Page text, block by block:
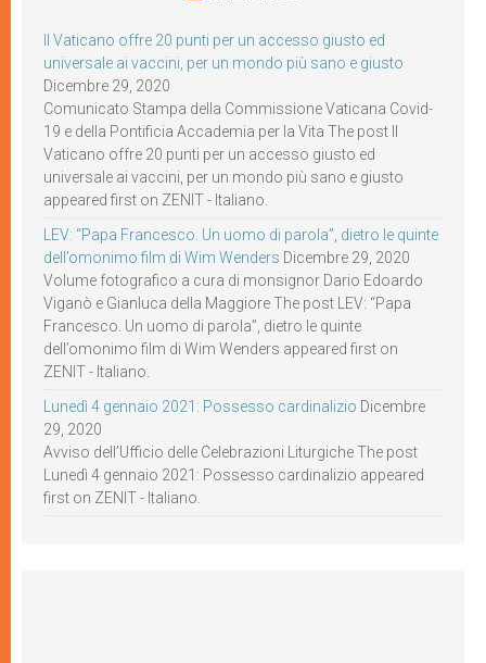
Il Vaticano offre 20 punti per un accesso giusto ed
universale ai vaccini, per un mondo più sano e giusto
Dicembre 29, 2020
Comunicato Stampa della Commissione Vaticana Covid-
19 e della Pontificia Accademia per la Vita The post Il
Vaticano offre 20 punti per un accesso giusto ed
universale ai vaccini, per un mondo più sano e giusto
appeared first on ZENIT - Italiano.
LEV: “Papa Francesco. Un uomo di parola”, dietro le quinte
dell’omonimo film di Wim Wenders Dicembre 29, 2020
Volume fotografico a cura di monsignor Dario Edoardo
Viganò e Gianluca della Maggiore The post LEV: “Papa
Francesco. Un uomo di parola”, dietro le quinte
dell’omonimo film di Wim Wenders appeared first on
ZENIT - Italiano.
Lunedì 4 gennaio 2021: Possesso cardinalizio Dicembre
29, 2020
Avviso dell’Ufficio delle Celebrazioni Liturgiche The post
Lunedì 4 gennaio 2021: Possesso cardinalizio appeared
first on ZENIT - Italiano.